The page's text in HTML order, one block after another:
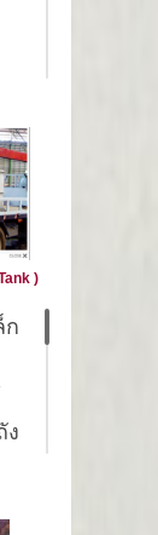
าน
น
ม
)
)
ก
ง